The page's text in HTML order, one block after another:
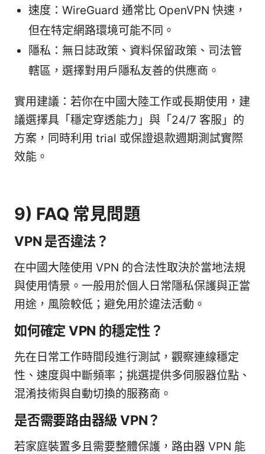
速度：WireGuard 通常比 OpenVPN 快速，
但在特定網路環境可能不同。
隱私：無日誌政策、資料保留政策、司法管
轄區，選擇對用戶隱私友善的供應商。
實用建議：若你在中國大陸工作或長期使用，建
議選擇具「穩定穿透能力」與「24/7 客服」的
方案，同時利用 trial 或保證退款週期測試實際
效能。
9) FAQ 常見問題
VPN 是否違法？
在中國大陸使用 VPN 的合法性取決於當地法規
與使用情景。一般用於個人日常隱私保護與正當
用途，風險較低；避免用於違法活動。
如何確定 VPN 的穩定性？
先在日常工作時間段進行測試，觀察連線穩定
性、速度與中斷頻率；挑選提供多伺服器位點、
混淆技術與自動切換的服務商。
是否需要路由器級 VPN？
若家庭裝置多且需要整體保護，路由器 VPN 能